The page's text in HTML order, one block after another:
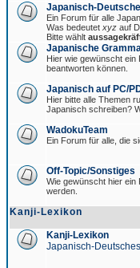
Japanisch-
Ein Forum für alle
Was bedeutet xyz auf
Bitte wählt
Japanische
Hier wie gewünscht ein
beantworten können.
Japanisch auf PC/
Hier bitte alle Themen
Japanisch schreiben?
WadokuTeam
Ein Forum für alle, die
Off-Topic/Sonstiges
Wie gewünscht hier ein
werden.
Kanji-Lexikon
Kanji-Lexikon
Japanisch-